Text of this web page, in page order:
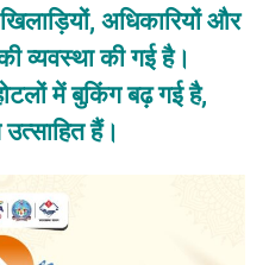
अधिकारियों और
व्यवस्था की गई है।
में बुकिंग बढ़ गई है,
हैं।